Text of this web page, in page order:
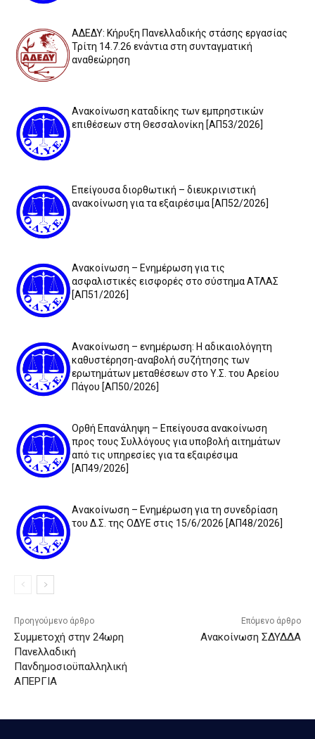
ΑΔΕΔΥ: Κήρυξη Πανελλαδικής στάσης εργασίας
Τρίτη 14.7.26 ενάντια στη συνταγματική
αναθεώρηση
Ανακοίνωση καταδίκης των εμπρηστικών
επιθέσεων στη Θεσσαλονίκη [ΑΠ53/2026]
Επείγουσα διορθωτική – διευκρινιστική
ανακοίνωση για τα εξαιρέσιμα [ΑΠ52/2026]
Ανακοίνωση – Ενημέρωση για τις
ασφαλιστικές εισφορές στο σύστημα ΑΤΛΑΣ
[ΑΠ51/2026]
Ανακοίνωση – ενημέρωση: Η αδικαιολόγητη
καθυστέρηση-αναβολή συζήτησης των
ερωτημάτων μεταθέσεων στο Υ.Σ. του Αρείου
Πάγου [ΑΠ50/2026]
Ορθή Επανάληψη – Επείγουσα ανακοίνωση
προς τους Συλλόγους για υποβολή αιτημάτων
από τις υπηρεσίες για τα εξαιρέσιμα
[ΑΠ49/2026]
Ανακοίνωση – Ενημέρωση για τη συνεδρίαση
του Δ.Σ. της ΟΔΥΕ στις 15/6/2026 [ΑΠ48/2026]
Προηγούμενο άρθρο
Συμμετοχή στην 24ωρη
Πανελλαδική
Πανδημοσιοϋπαλληλική
ΑΠΕΡΓΙΑ
Επόμενο άρθρο
Ανακοίνωση ΣΔΥΔΔΑ